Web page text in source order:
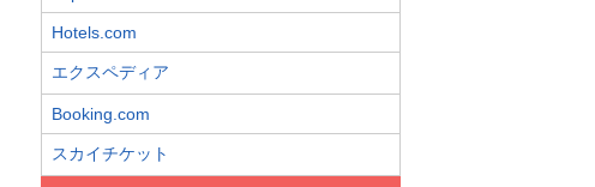
Hotels.com
エクスペディア
Booking.com
スカイチケット